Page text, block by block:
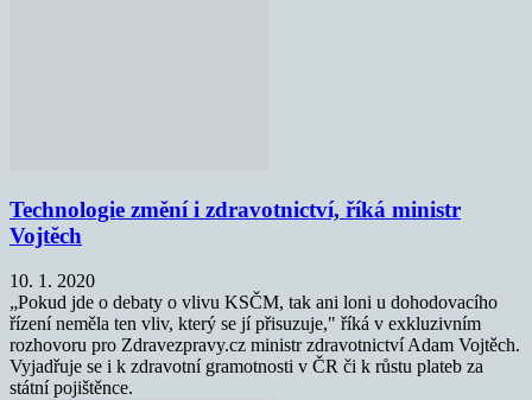
Technologie změní i zdravotnictví, říká ministr
Vojtěch
10. 1. 2020
„Pokud jde o debaty o vlivu KSČM, tak ani loni u dohodovacího
řízení neměla ten vliv, který se jí přisuzuje," říká v exkluzivním
rozhovoru pro Zdravezpravy.cz ministr zdravotnictví Adam Vojtěch.
Vyjadřuje se i k zdravotní gramotnosti v ČR či k růstu plateb za
státní pojištěnce.